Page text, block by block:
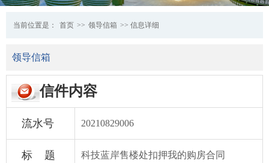
当前位置是： 首页 >> 领导信箱 >> 信息详细
领导信箱
信件内容
流水号 20210829006
标 题 科技蓝岸售楼处扣押我的购房合同